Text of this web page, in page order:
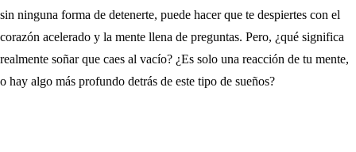
sin ninguna forma de detenerte, puede hacer que te despiertes con el
corazón acelerado y la mente llena de preguntas. Pero, ¿qué significa
realmente soñar que caes al vacío? ¿Es solo una reacción de tu mente,
o hay algo más profundo detrás de este tipo de sueños?